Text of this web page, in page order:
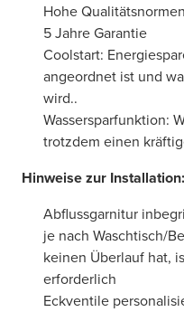
Hohe Qualitätsnormen
5 Jahre Garantie
Coolstart:
angeordnet ist und
wird..
Wassersparfunktion:
trotzdem einen
Hinweise zur Installation:
Abflussgarnitur
je nach Waschtisch/
keinen Überlauf hat,
erforderlich
Eckventile